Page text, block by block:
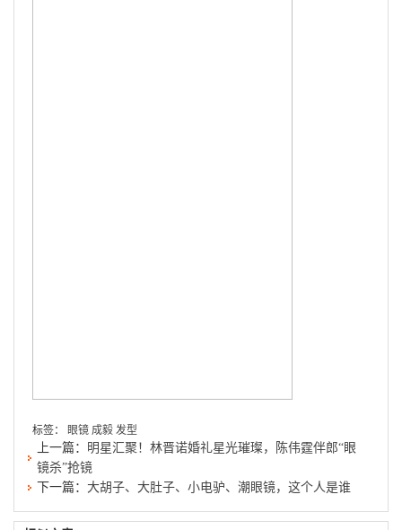
标签： 眼镜 成毅 发型
上一篇： 明星汇聚！林晋诺婚礼星光璀璨，陈伟霆伴郎“眼
镜杀”抢镜
下一篇： 大胡子、大肚子、小电驴、潮眼镜，这个人是谁